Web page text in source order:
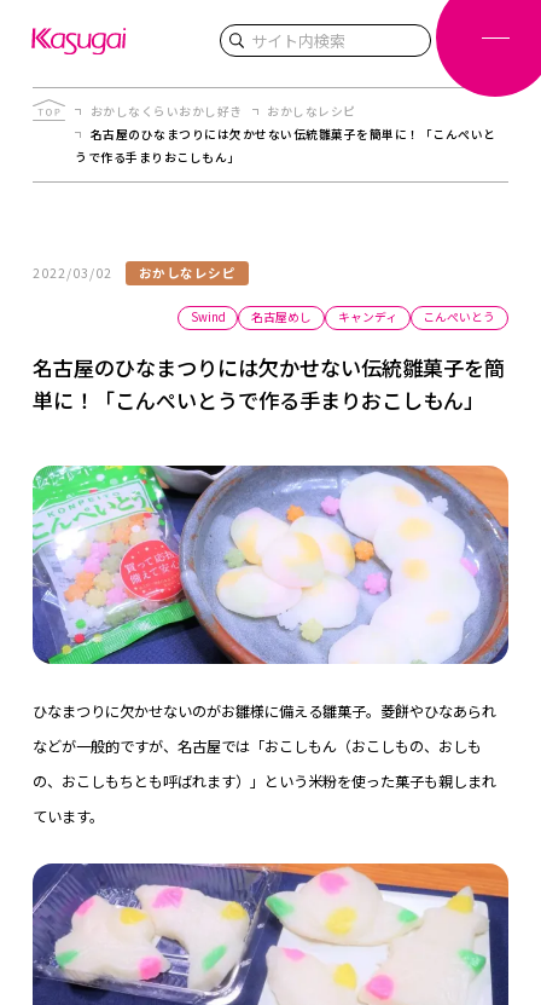
検索
おかしなくらいおかし好き
おかしなレシピ
名古屋のひなまつりには欠かせない伝統雛菓子を簡単に！「こんぺいと
うで作る手まりおこしもん」
2022/03/02 おかしなレシピ
Swind 名古屋めし キャンディ こんぺいとう
名古屋のひなまつりには欠かせない伝統雛菓子を簡
単に！「こんぺいとうで作る手まりおこしもん」
ひなまつりに欠かせないのがお雛様に備える雛菓子。菱餅やひなあられ
などが一般的ですが、名古屋では「おこしもん（おこしもの、おしも
の、おこしもちとも呼ばれます）」という米粉を使った菓子も親しまれ
ています。